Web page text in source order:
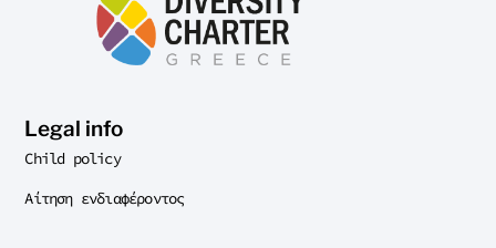
Legal info
Child policy
Αίτηση ενδιαφέροντος